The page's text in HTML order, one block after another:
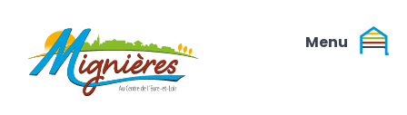
contenu